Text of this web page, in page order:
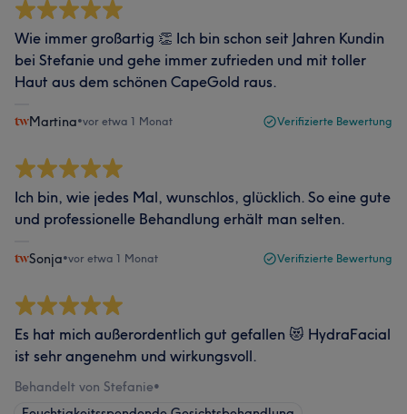
Wie immer großartig 👏 Ich bin schon seit Jahren Kundin
bei Stefanie und gehe immer zufrieden und mit toller
Haut aus dem schönen CapeGold raus.
Martina•vor etwa 1 Monat Verifizierte Bewertung
Ich bin, wie jedes Mal, wunschlos, glücklich. So eine gute
und professionelle Behandlung erhält man selten.
Sonja•vor etwa 1 Monat Verifizierte Bewertung
Es hat mich außerordentlich gut gefallen 😻 HydraFacial
ist sehr angenehm und wirkungsvoll.
Behandelt von Stefanie•